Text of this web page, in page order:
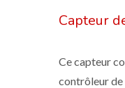
Capteur
Ce capteur
contrôleur